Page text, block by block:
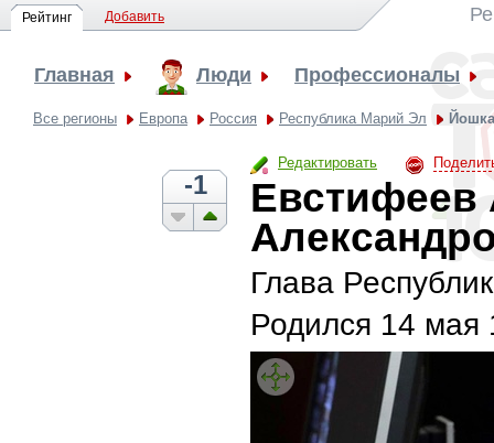
Рейтинг Добавить
Главная Люди Профессионалы
Все регионы Европа Россия Республика Марий Эл
Редактировать
-1
Евстифеев
Глава
Родился 14 мая